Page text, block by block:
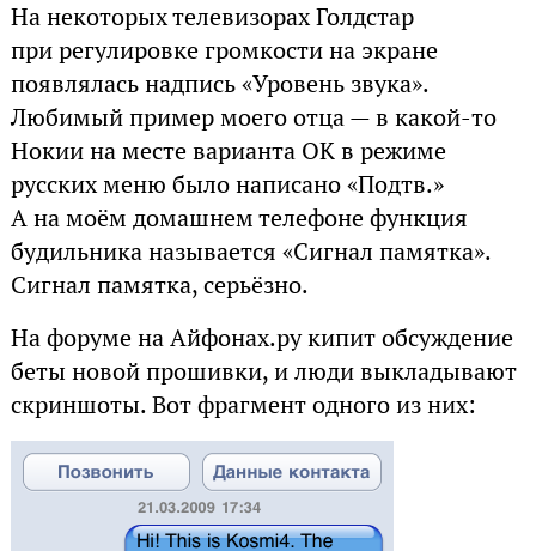
На некоторых телевизорах Голдстар
при регулировке громкости на экране
появлялась надпись «Уровень звука».
Любимый пример моего отца — в какой-то
Нокии на месте варианта OK в режиме
русских меню было написано «Подтв.»
А на моём домашнем телефоне функция
будильника называется «Сигнал памятка».
Сигнал памятка, серьёзно.
На форуме на Айфонах.ру кипит обсуждение
беты новой прошивки, и люди выкладывают
скриншоты. Вот фрагмент одного из них: